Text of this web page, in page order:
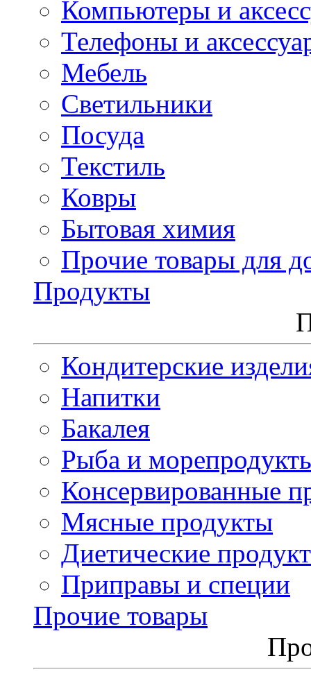
Компьютеры и
Телефоны и
Мебель
Светильники
Посуда
Текстиль
Ковры
Бытовая химия
Прочие товары для
Продукты
Кондитерские
Напитки
Бакалея
Рыба и
Консервированные
Мясные продукты
Диетические
Приправы и специи
Прочие товары